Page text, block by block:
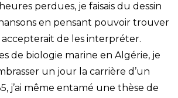
perdues, je faisais du dessin
en pensant pouvoir trouver
de les interpréter.
de biologie marine en Algérie, je
un jour la carrière d’un
j’ai même entamé une thèse de